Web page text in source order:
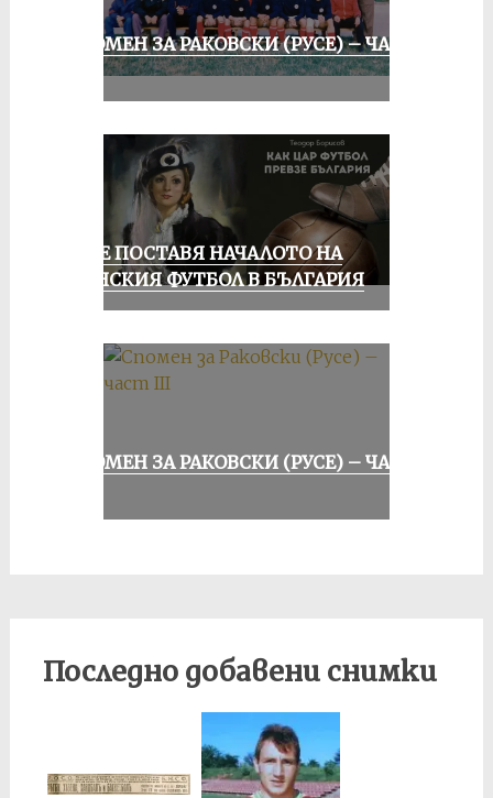
СПОМЕН ЗА РАКОВСКИ (РУСЕ) – ЧАСТ
РУСЕ ПОСТАВЯ НАЧАЛОТО НА
ЖЕНСКИЯ ФУТБОЛ В БЪЛГАРИЯ
СПОМЕН ЗА РАКОВСКИ (РУСЕ) – ЧАСТ
Последно добавени снимки